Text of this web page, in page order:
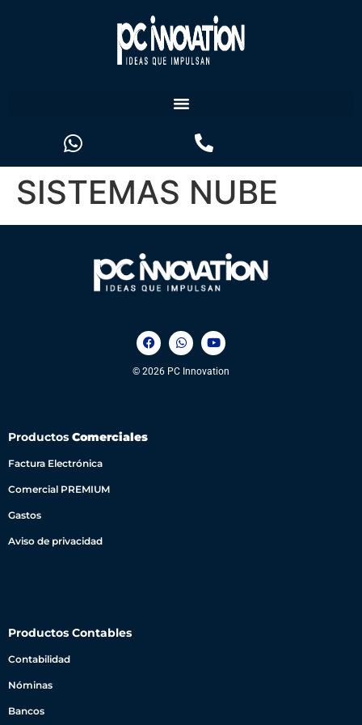
SISTEMAS NUBE
© 2026 PC Innovation
Productos Comerciales
Factura Electrónica
Comercial PREMIUM
Gastos
Aviso de privacidad
Productos Contables
Contabilidad
Nóminas
Bancos